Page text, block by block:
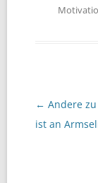
← Andere
ist an